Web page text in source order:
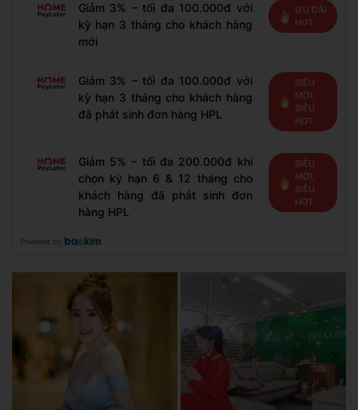
Giảm 3% – tối đa 100.000đ với
kỳ hạn 3 tháng cho khách hàng
mới
ƯU ĐÃI
HOT
Giảm 3% – tối đa 100.000đ với
kỳ hạn 3 tháng cho khách hàng
đã phát sinh đơn hàng HPL
SIÊU
MỚI,
SIÊU
HOT
Giảm 5% – tối đa 200.000đ khi
chọn kỳ hạn 6 & 12 tháng cho
khách hàng đã phát sinh đơn
hàng HPL
SIÊU
MỚI,
SIÊU
HOT
Powered by